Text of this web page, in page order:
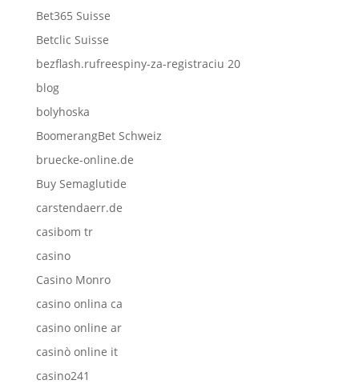
Bet365 Suisse
Betclic Suisse
bezflash.rufreespiny-za-registraciu 20
blog
bolyhoska
BoomerangBet Schweiz
bruecke-online.de
Buy Semaglutide
carstendaerr.de
casibom tr
casino
Casino Monro
casino onlina ca
casino online ar
casinò online it
casino241